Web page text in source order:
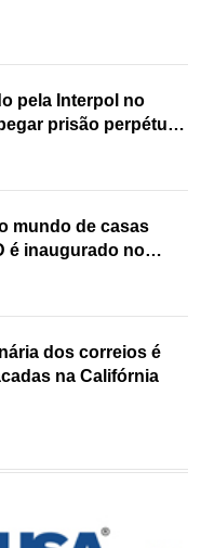
pela Interpol no
prisão perpétua
mundo de casas
é inaugurado no
dos correios é
na Califórnia